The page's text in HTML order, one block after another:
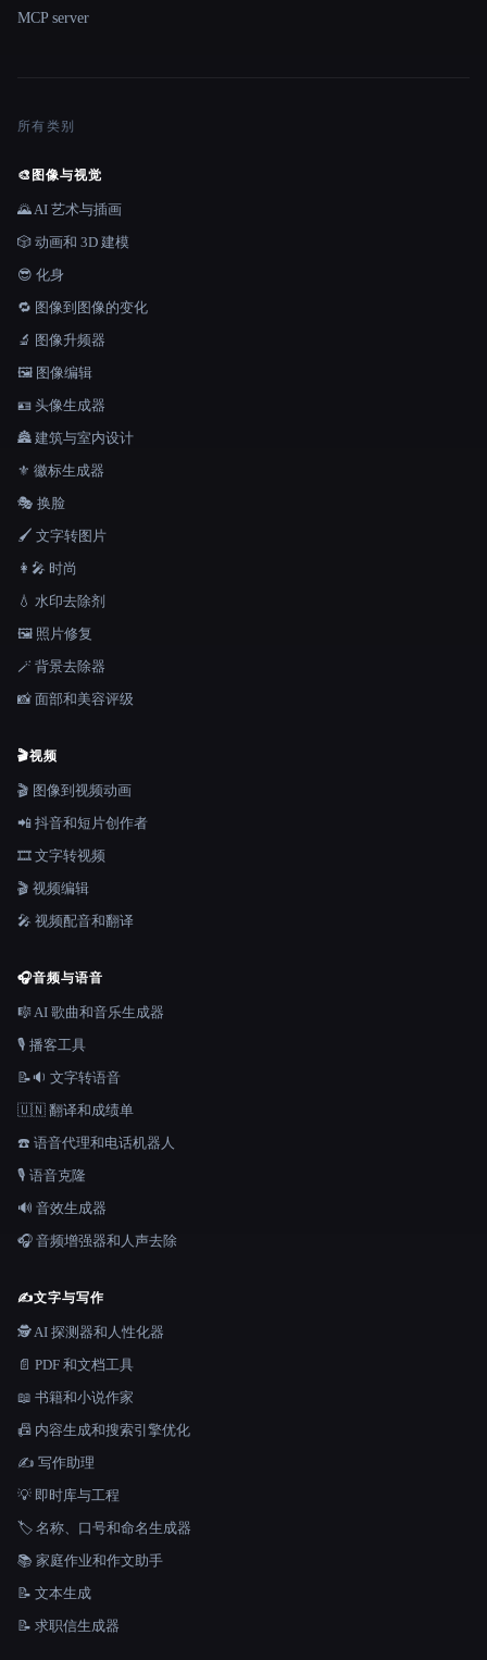
MCP server
所有类别
🎨 图像与视觉
🌄 AI 艺术与插画
🎲 动画和 3D 建模
😎 化身
🔁 图像到图像的变化
🔬 图像升频器
🖼️ 图像编辑
🪪 头像生成器
🏯 建筑与室内设计
⚜️ 徽标生成器
🎭 换脸
🖌️ 文字转图片
👩‍🎤 时尚
💧 水印去除剂
🖼️ 照片修复
🪄 背景去除器
📸 面部和美容评级
🎬视频
🎬 图像到视频动画
📲 抖音和短片创作者
🎞️ 文字转视频
🎬 视频编辑
🎤 视频配音和翻译
🎧音频与语音
🎼 AI 歌曲和音乐生成器
🎙️ 播客工具
📝🔉 文字转语音
🇺🇳 翻译和成绩单
☎️ 语音代理和电话机器人
🎙️ 语音克隆
🔊 音效生成器
🎧 音频增强器和人声去除
✍️文字与写作
🕵️ AI 探测器和人性化器
📄 PDF 和文档工具
📖 书籍和小说作家
📠 内容生成和搜索引擎优化
✍️ 写作助理
💡 即时库与工程
🏷️ 名称、口号和命名生成器
📚 家庭作业和作文助手
📝 文本生成
📝 求职信生成器